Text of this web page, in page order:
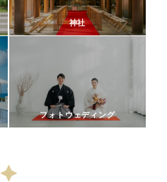
神社
フォトウェディング